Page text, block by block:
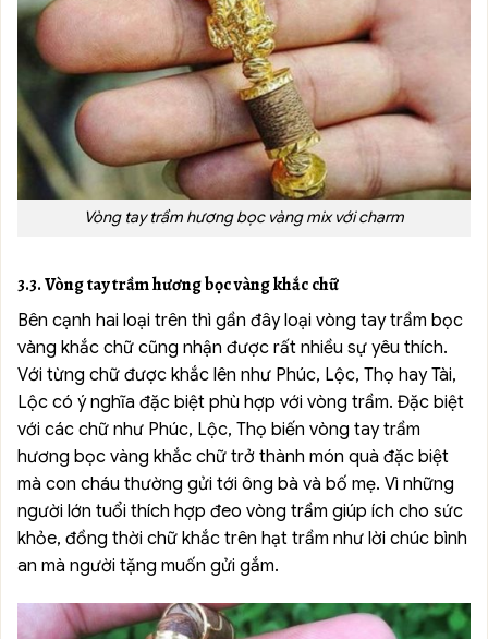
Vòng tay trầm hương bọc vàng mix với charm
3.3. Vòng tay trầm hương bọc vàng khắc chữ
Bên cạnh hai loại trên thì gần đây loại vòng tay trầm bọc
vàng khắc chữ cũng nhận được rất nhiều sự yêu thích.
Với từng chữ được khắc lên như Phúc, Lộc, Thọ hay Tài,
Lộc có ý nghĩa đặc biệt phù hợp với vòng trầm. Đặc biệt
với các chữ như Phúc, Lộc, Thọ biến vòng tay trầm
hương bọc vàng khắc chữ trở thành món quà đặc biệt
mà con cháu thường gửi tới ông bà và bố mẹ. Vì những
người lớn tuổi thích hợp đeo vòng trầm giúp ích cho sức
khỏe, đồng thời chữ khắc trên hạt trầm như lời chúc bình
an mà người tặng muốn gửi gắm.